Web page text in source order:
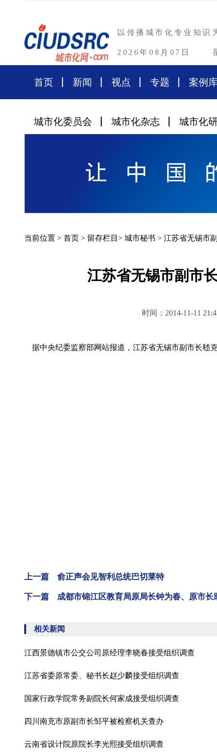
以传播城市化专业知识
2026年08月07日
首页 新闻 视点 专题 案例
城市化委员会 城市化杂志 城市化
当前位置 > 首页 > 留存栏目 > 城市秘书 > 江苏省无锡市
江苏省无锡市副市
时间：2014-11-11
据中央纪委监察部网站报道，江苏省无锡市副市长嵇
上一篇 俞正声会见智利总统巴切莱特
下一篇 成都市锦江区教育局原局长钟为春、原市长
相关新闻
江西景德镇市公交公司原经理李晓春接受组织调查
江苏省委原常委、秘书长赵少麟接受组织调查
国家行政学院常务副院长何家成接受组织调查
四川南充市原副市长邹平被检察机关查办
云南省设计院原院长李光熙接受组织调查